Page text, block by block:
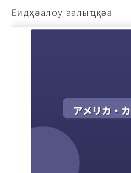
Еидҳәалоу аалыҵқәа